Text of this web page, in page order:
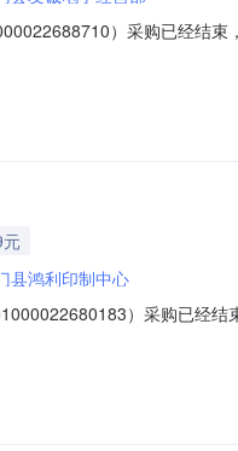
）采购已经结
址:/采购单位联系人和联
县鸿利印制中心
）采购已经
位地址:/采购单位联系人